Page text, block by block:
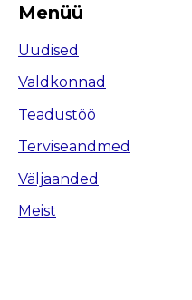
Menüü
Uudised
Valdkonnad
Teadustöö
Terviseandmed
Väljaanded
Meist